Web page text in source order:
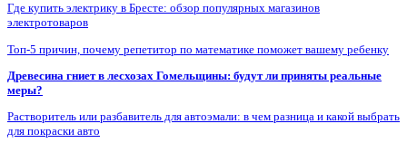
Где купить электрику в Бресте: обзор популярных магазинов
электротоваров
Топ-5 причин, почему репетитор по математике поможет вашему ребенку
Древесина гниет в лесхозах Гомельщины: будут ли приняты реальные
меры?
Растворитель или разбавитель для автоэмали: в чем разница и какой выбрать
для покраски авто